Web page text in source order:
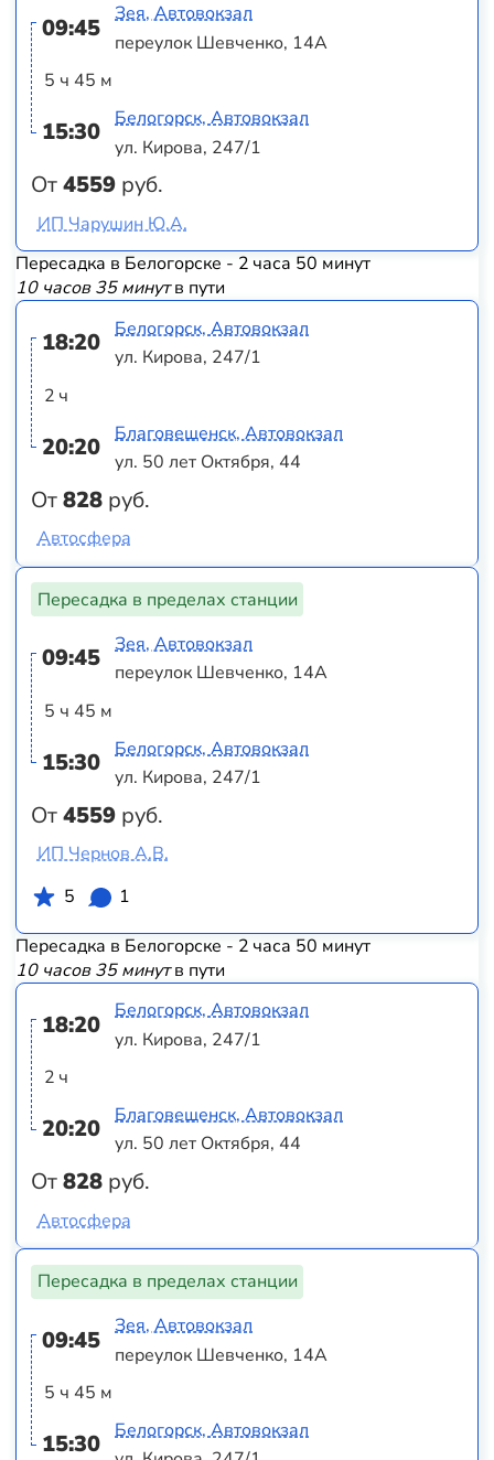
09:45
5 ч 45 м
15:30
От4559 руб.
Зея, Автовокзал
переулок Шевченко, 14А
Белогорск, Автовокзал
ул. Кирова, 247/1
ИП Чарушин Ю.А.
Пересадка в Белогорске - 2 часа 50 минут
10 часов 35 минутв пути
18:20
2 ч
20:20
От828 руб.
Белогорск, Автовокзал
ул. Кирова, 247/1
Благовещенск, Автовокзал
ул. 50 лет Октября, 44
Автосфера
Пересадка в пределах станции
09:45
5 ч 45 м
15:30
От4559 руб.
Зея, Автовокзал
переулок Шевченко, 14А
Белогорск, Автовокзал
ул. Кирова, 247/1
ИП Чернов А.В.
5
1
Пересадка в Белогорске - 2 часа 50 минут
10 часов 35 минутв пути
18:20
2 ч
20:20
От828 руб.
Белогорск, Автовокзал
ул. Кирова, 247/1
Благовещенск, Автовокзал
ул. 50 лет Октября, 44
Автосфера
Пересадка в пределах станции
09:45
5 ч 45 м
15:30
Зея, Автовокзал
переулок Шевченко, 14А
Белогорск, Автовокзал